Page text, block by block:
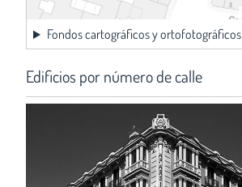
Fondos cartográficos y ortofotográficos
Edificios por número de calle